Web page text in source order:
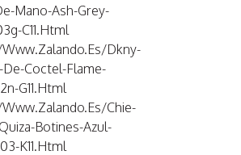
Mano-Ash-Grey-
C11.html
dkny-
Coctel-Flame-
G11.html
chie-
Botines-Azul-
K11.html